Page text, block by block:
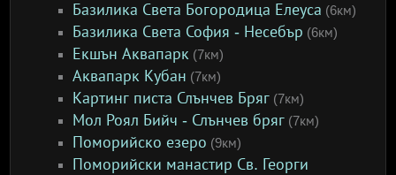
Базилика Света Богородица Елеуса (6км)
Базилика Света София - Несебър (6км)
Екшън Аквапарк (7км)
Аквапарк Кубан (7км)
Картинг писта Слънчев Бряг (7км)
Мол Роял Бийч - Слънчев бряг (7км)
Поморийско езеро (9км)
Поморийски манастир Св. Георги